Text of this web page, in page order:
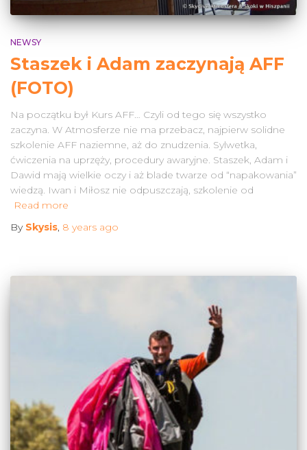
NEWSY
Staszek i Adam zaczynają AFF
(FOTO)
Na początku był Kurs AFF… Czyli od tego się wszystko
zaczyna. W Atmosferze nie ma przebacz, najpierw solidne
szkolenie AFF naziemne, aż do znudzenia. Sylwetka,
ćwiczenia na uprzęży, procedury awaryjne. Staszek, Adam i
Dawid mają wielkie oczy i aż blade twarze od “napakowania”
wiedzą. Iwan i Miłosz nie odpuszczają, szkolenie od
Read more
By Skysis, 8 years ago